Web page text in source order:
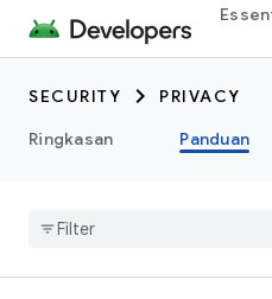
SECURITY
PRIVACY
Ringkasan
Panduan